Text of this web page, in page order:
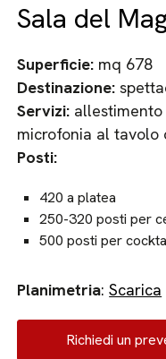
Sala del
Superficie: mq 678
Destinazione:
Servizi:
microfonia al tavolo
Posti:
420 a platea
250-320 posti per
500 posti per
Planimetria:Scarica
Richiedi un